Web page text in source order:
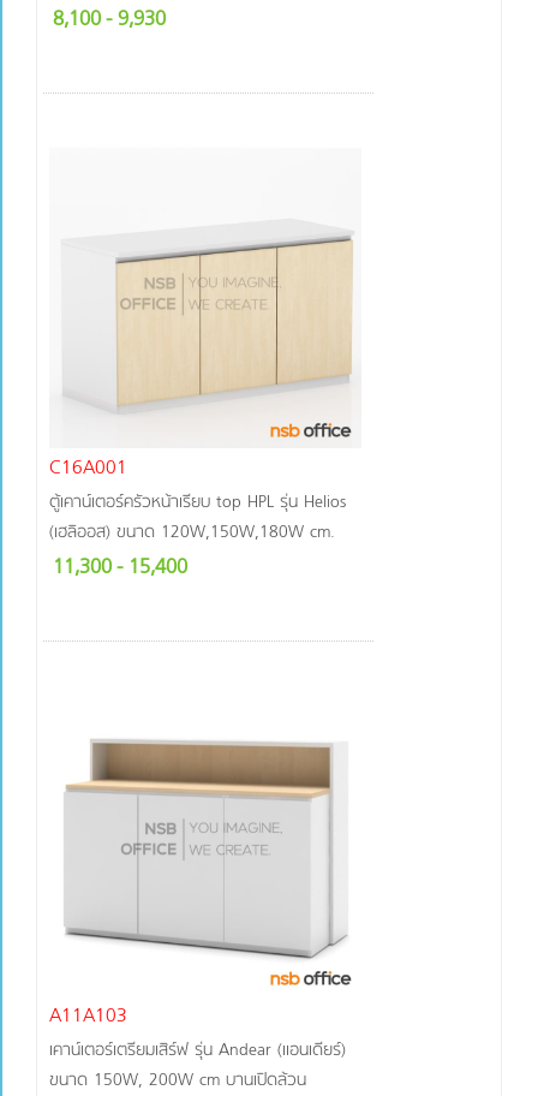
8,100- 9,930
C16A001
ตู้เคาน์เตอร์ครัวหน้าเรียบ top HPL รุ่น Helios
(เฮลิออส) ขนาด 120W,150W,180W cm.
11,300- 15,400
A11A103
เคาน์เตอร์เตรียมเสิร์ฟ รุ่น Andear (แอนเดียร์)
ขนาด 150W, 200W cm บานเปิดล้วน